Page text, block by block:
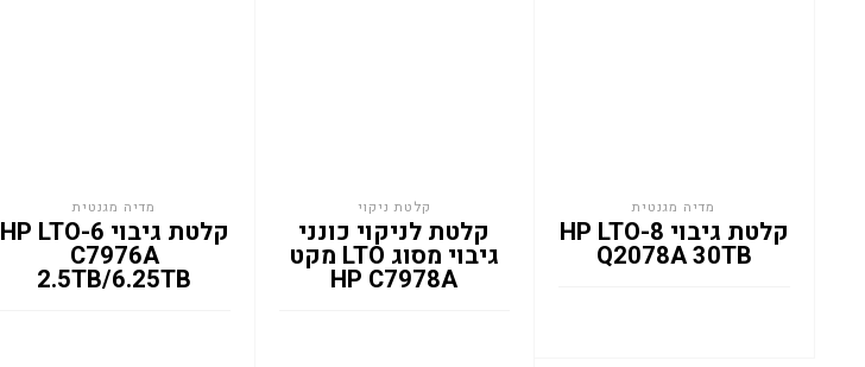
מדיה מגנטית
קלטת גיבוי HP LTO-6
C7976A
2.5TB/6.25TB
קלטת ניקוי
קלטת לניקוי כונני
גיבוי מסוג LTO מקט
HP C7978A
מדיה מגנטית
קלטת גיבוי HP LTO-8
Q2078A 30TB